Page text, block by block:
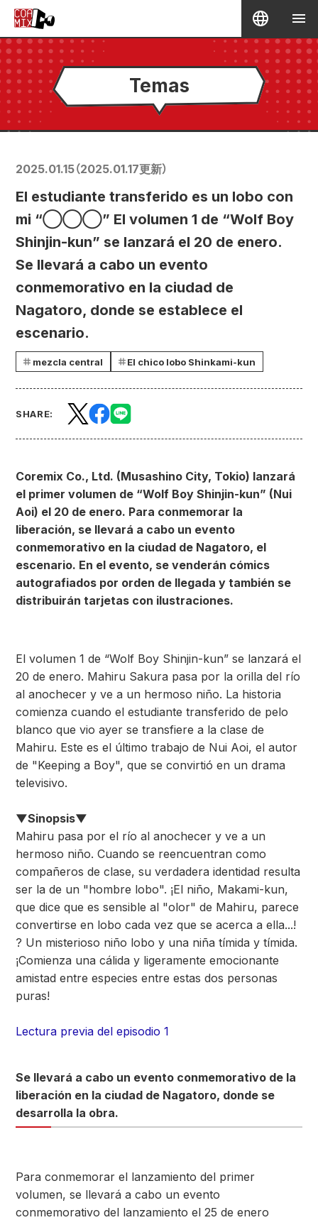
Temas
2025.01.15（2025.01.17更新）
El estudiante transferido es un lobo con
mi “◯◯◯” El volumen 1 de “Wolf Boy
Shinjin-kun” se lanzará el 20 de enero.
Se llevará a cabo un evento
conmemorativo en la ciudad de
Nagatoro, donde se establece el
escenario.
mezcla central El chico lobo Shinkami-kun
SHARE:
Coremix Co., Ltd. (Musashino City, Tokio) lanzará
el primer volumen de “Wolf Boy Shinjin-kun” (Nui
Aoi) el 20 de enero. Para conmemorar la
liberación, se llevará a cabo un evento
conmemorativo en la ciudad de Nagatoro, el
escenario. En el evento, se venderán cómics
autografiados por orden de llegada y también se
distribuirán tarjetas con ilustraciones.
El volumen 1 de “Wolf Boy Shinjin-kun” se lanzará el
20 de enero. Mahiru Sakura pasa por la orilla del río
al anochecer y ve a un hermoso niño. La historia
comienza cuando el estudiante transferido de pelo
blanco que vio ayer se transfiere a la clase de
Mahiru. Este es el último trabajo de Nui Aoi, el autor
de "Keeping a Boy", que se convirtió en un drama
televisivo.
▼Sinopsis▼
Mahiru pasa por el río al anochecer y ve a un
hermoso niño. Cuando se reencuentran como
compañeros de clase, su verdadera identidad resulta
ser la de un "hombre lobo". ¡El niño, Makami-kun,
que dice que es sensible al "olor" de Mahiru, parece
convertirse en lobo cada vez que se acerca a ella...!
? Un misterioso niño lobo y una niña tímida y tímida.
¡Comienza una cálida y ligeramente emocionante
amistad entre especies entre estas dos personas
puras!
Lectura previa del episodio 1
Se llevará a cabo un evento conmemorativo de la
liberación en la ciudad de Nagatoro, donde se
desarrolla la obra.
Para conmemorar el lanzamiento del primer
volumen, se llevará a cabo un evento
conmemorativo del lanzamiento el 25 de enero